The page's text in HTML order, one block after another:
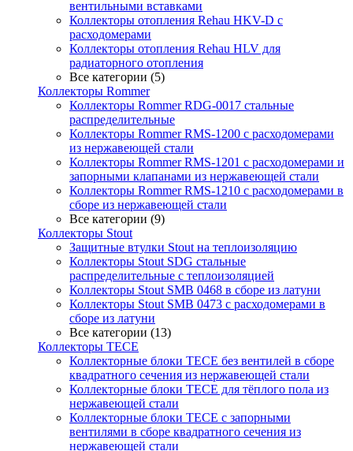
вентильными вставками
Коллекторы отопления Rehau HKV-D с
расходомерами
Коллекторы отопления Rehau HLV для
радиаторного отопления
Все категории (5)
Коллекторы Rommer
Коллекторы Rommer RDG-0017 стальные
распределительные
Коллекторы Rommer RMS-1200 с расходомерами
из нержавеющей стали
Коллекторы Rommer RMS-1201 с расходомерами и
запорными клапанами из нержавеющей стали
Коллекторы Rommer RMS-1210 с расходомерами в
сборе из нержавеющей стали
Все категории (9)
Коллекторы Stout
Защитные втулки Stout на теплоизоляцию
Коллекторы Stout SDG стальные
распределительные с теплоизоляцией
Коллекторы Stout SMB 0468 в сборе из латуни
Коллекторы Stout SMB 0473 с расходомерами в
сборе из латуни
Все категории (13)
Коллекторы TECE
Коллекторные блоки TECE без вентилей в сборе
квадратного сечения из нержавеющей стали
Коллекторные блоки TECE для тёплого пола из
нержавеющей стали
Коллекторные блоки TECE с запорными
вентилями в сборе квадратного сечения из
нержавеющей стали